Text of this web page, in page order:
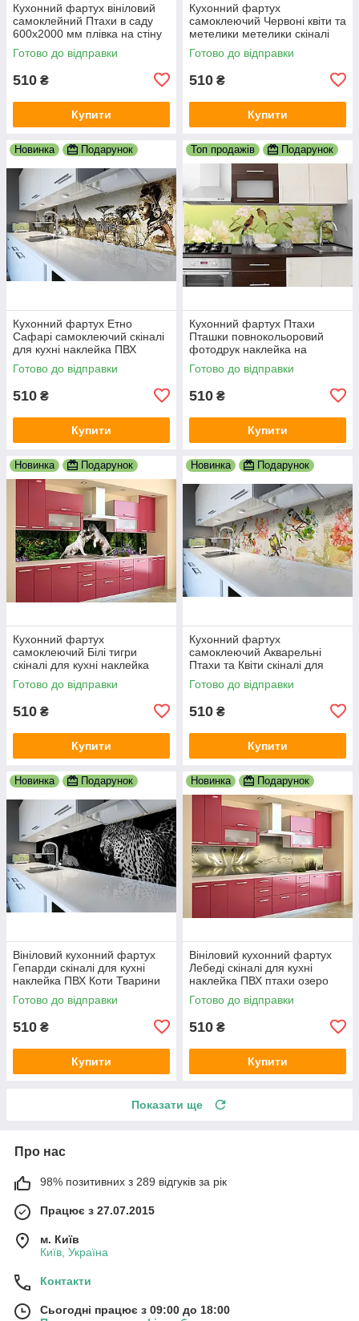
Кухонний фартух вініловий
самоклейний Птахи в саду
600х2000 мм плівка на стіну
Happy Pocket Z181429
Готово до відправки
510 ₴
Купити
Кухонний фартух
самоклеючий Червоні квіти та
метелики метелики скіналі
для кухні наклейка ПВХ
600х2000 мм
Готово до відправки
510 ₴
Купити
Новинка Подарунок
Кухонний фартух Етно
Сафарі самоклеючий скіналі
для кухні наклейка ПВХ
слони зебри Африка
600х2000 мм
Готово до відправки
510 ₴
Купити
Топ продажів Подарунок
Кухонний фартух Птахи
Пташки повнокольоровий
фотодрук наклейка на
стінову панель для кухні
природа 600х2000 мм
Готово до відправки
510 ₴
Купити
Новинка Подарунок
Кухонний фартух
самоклеючий Білі тигри
скіналі для кухні наклейка
ПВХ тварини зелений
600х2000 мм
Готово до відправки
510 ₴
Купити
Новинка Подарунок
Кухонний фартух
самоклеючий Акварельні
Птахи та Квіти скіналі для
кухні наклейка ПВХ бежевий
600х2000 мм
Готово до відправки
510 ₴
Купити
Новинка Подарунок
Вініловий кухонний фартух
Гепарди скіналі для кухні
наклейка ПВХ Коти Тварини
Чорний 600х2000 мм
Готово до відправки
510 ₴
Купити
Новинка Подарунок
Вініловий кухонний фартух
Лебеді скіналі для кухні
наклейка ПВХ птахи озеро
світанок Бежевий 600х2000
мм
Готово до відправки
510 ₴
Купити
Показати ще
Про нас
98% позитивних з 289 відгуків за рік
Працює з 27.07.2015
м. Київ
Київ, Україна
Контакти
Сьогодні працює з 09:00 до 18:00